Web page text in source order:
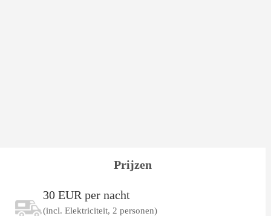
Prijzen
30 EUR per nacht
(incl. Elektriciteit, 2 personen)